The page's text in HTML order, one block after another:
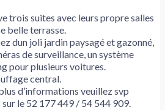
trois suites avec leurs propre salles
belle terrasse.
dun joli jardin paysagé et gazonné,
de surveillance, un système
pour plusieurs voitures.
central.
d’informations veuillez svp
le 52 177 449 / 54 544 909.